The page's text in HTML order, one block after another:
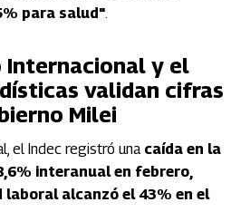
para salud".
Internacional y el
validan cifras
Milei
el Indec registró unacaída en la
interanual en febrero,
alcanzó el 43% en el